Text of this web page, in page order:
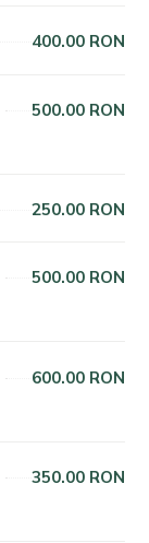
400.00 RON
500.00 RON
250.00 RON
500.00 RON
600.00 RON
350.00 RON